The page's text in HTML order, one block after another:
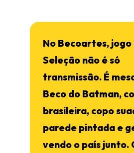
No Becoartes, jogo
Seleção não é só
transmissão. É
Beco do Batman,
brasileira, copo
parede pintada e
vendo o país junto.